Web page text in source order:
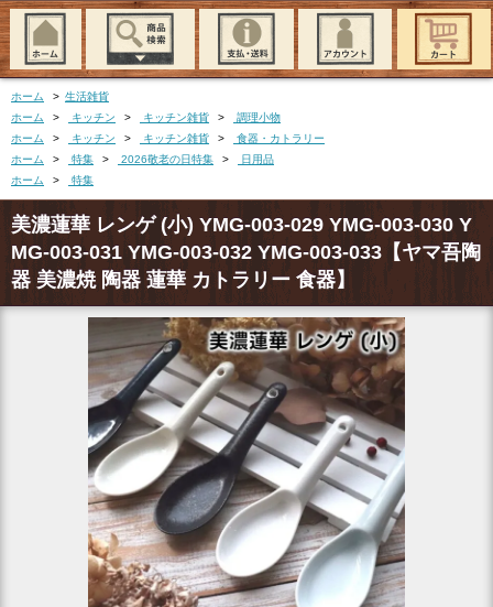
ホーム > 生活雑貨
ホーム
> キッチン > キッチン雑貨 >
調理小物
ホーム
> キッチン > キッチン雑貨 >
食器・カトラリー
ホーム
> 特集 > 2026敬老の日特集 >
日用品
ホーム
> 特集
美濃蓮華 レンゲ (小) YMG-003-029 YMG-003-030 Y
MG-003-031 YMG-003-032 YMG-003-033【ヤマ吾陶
器 美濃焼 陶器 蓮華 カトラリー 食器】